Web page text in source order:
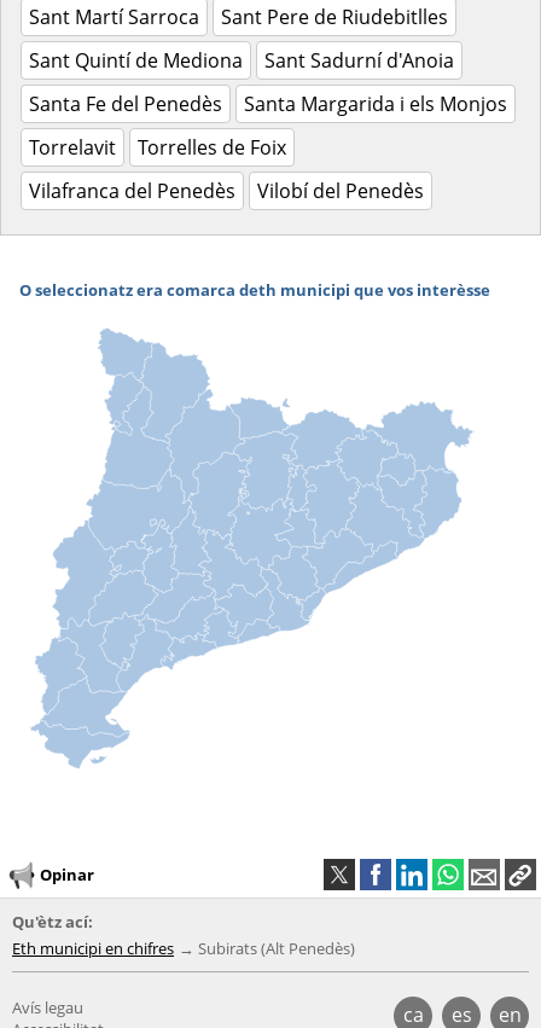
Sant Martí Sarroca
Sant Pere de Riudebitlles
Sant Quintí de Mediona
Sant Sadurní d'Anoia
Santa Fe del Penedès
Santa Margarida i els Monjos
Torrelavit
Torrelles de Foix
Vilafranca del Penedès
Vilobí del Penedès
Opinar
Qu'ètz ací:
Eth municipi en chifres
Subirats (Alt Penedès)
ca es en
Avís legau